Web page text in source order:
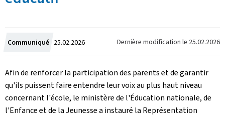
Communiqué Crée
le
25.02.2026 Dernière modification le 25.02.2026
Afin de renforcer la participation des parents et de garantir
qu'ils puissent faire entendre leur voix au plus haut niveau
concernant l'école, le ministère de l'Éducation nationale, de
l'Enfance et de la Jeunesse a instauré la Représentation